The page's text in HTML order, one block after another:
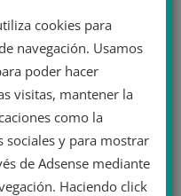
cookies para
navegación. Usamos
poder hacer
visitas, mantener la
como la
sociales y para mostrar
de Adsense mediante
Haciendo click